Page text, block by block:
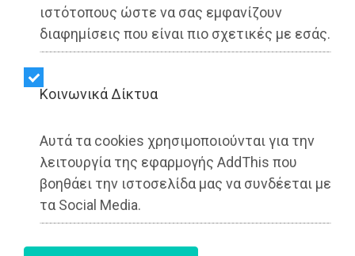
ιστότοπους ώστε να σας εμφανίζουν
διαφημίσεις που είναι πιο σχετικές με εσάς.
Kοινωνικά Δίκτυα
Αυτά τα cookies χρησιμοποιούνται για την
λειτουργία της εφαρμογής AddThis που
βοηθάει την ιστοσελίδα μας να συνδέεται με
τα Social Media.
Βασιλίσσης Όλγας, στο κέντρο της Αθήνας,
αναφέρθηκε ο Δήμαρχος Αθηναίων, Χάρης
Δούκας, μιλώντας στο στούντιο της
Ναυτεμπορικής στην 89η ΔΕΘ.
Ο κ. Δούκας ανέφερε ότι «η ίδια η κυβέρνηση